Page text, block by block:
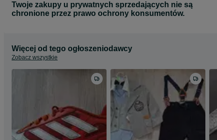
Twoje zakupy u prywatnych sprzedających nie są
chronione przez prawo ochrony konsumentów.
Więcej od tego ogłoszeniodawcy
Zobacz wszystkie